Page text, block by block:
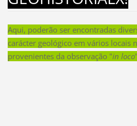
Aqui, poderão ser encontradas
carácter geológico em vários locais
provenientes da observação "in loco